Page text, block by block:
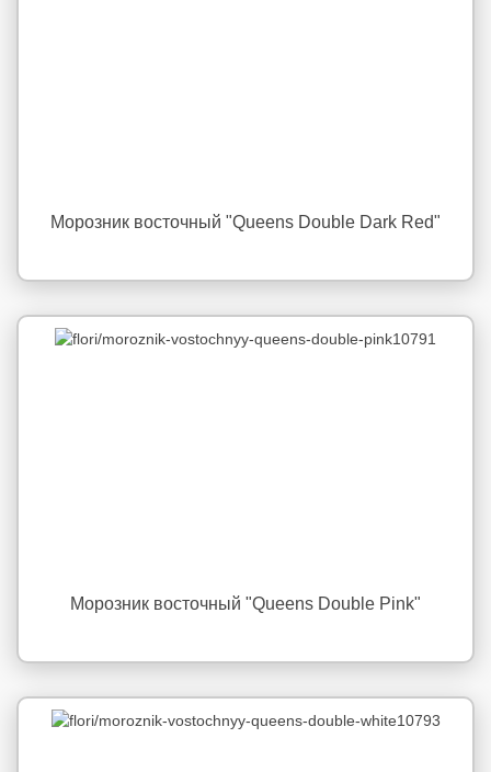
Морозник восточный "Queens Double Dark Red"
Морозник восточный "Queens Double Pink"